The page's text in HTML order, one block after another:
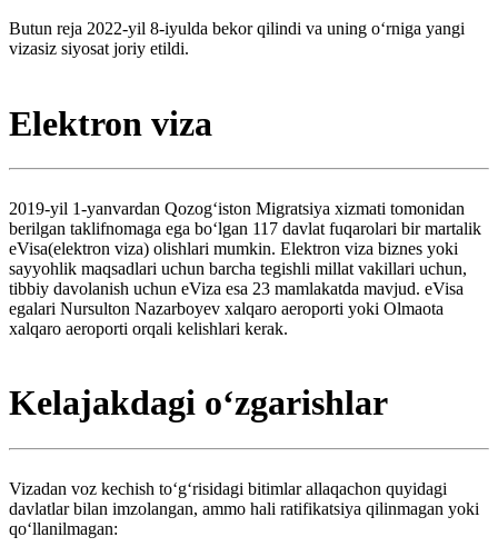
Butun reja 2022-yil 8-iyulda bekor qilindi va uning oʻrniga yangi
vizasiz siyosat joriy etildi.
Elektron viza
2019-yil 1-yanvardan Qozogʻiston Migratsiya xizmati tomonidan
berilgan taklifnomaga ega boʻlgan 117 davlat fuqarolari bir martalik
eVisa(elektron viza) olishlari mumkin. Elektron viza biznes yoki
sayyohlik maqsadlari uchun barcha tegishli millat vakillari uchun,
tibbiy davolanish uchun eViza esa 23 mamlakatda mavjud. eVisa
egalari Nursulton Nazarboyev xalqaro aeroporti yoki Olmaota
xalqaro aeroporti orqali kelishlari kerak.
Kelajakdagi oʻzgarishlar
Vizadan voz kechish toʻgʻrisidagi bitimlar allaqachon quyidagi
davlatlar bilan imzolangan, ammo hali ratifikatsiya qilinmagan yoki
qoʻllanilmagan: